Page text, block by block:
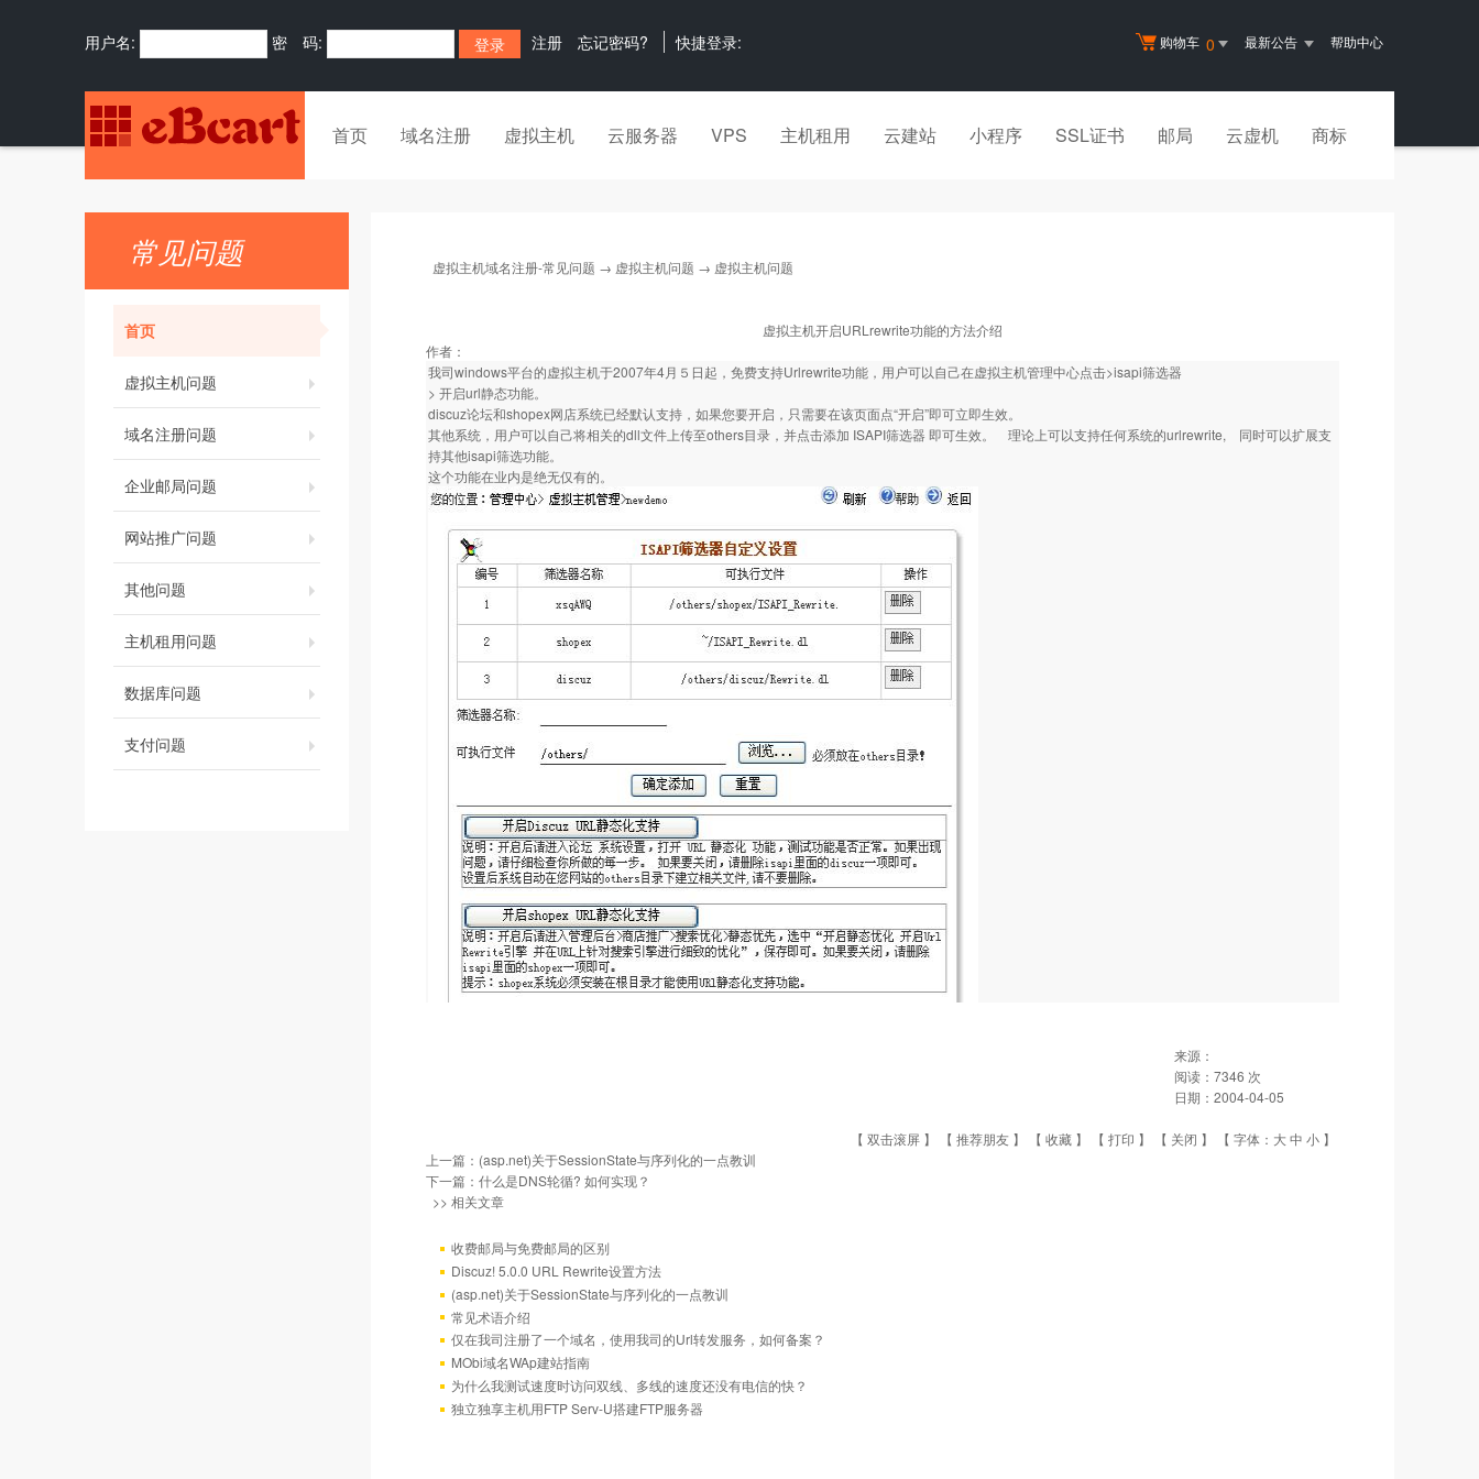
购物车 0 最新公告 帮助中心
用户名: 密 码: 注册 忘记密码? 快捷登录:
首页 域名注册 虚拟主机 云服务器 VPS 主机租用 云建站 小程序 SSL证书 邮局 云虚机 商标
常见问题
首页
虚拟主机问题
域名注册问题
企业邮局问题
网站推广问题
其他问题
主机租用问题
数据库问题
支付问题
虚拟主机域名注册-常见问题 → 虚拟主机问题 → 虚拟主机问题
虚拟主机开启URLrewrite功能的方法介绍
作者：
我司windows平台的虚拟主机于2007年4月５日起，免费支持Urlrewrite功能，用户可以自己在虚拟主机管理中心点击>isapi筛选器
> 开启url静态功能。
discuz论坛和shopex网店系统已经默认支持，如果您要开启，只需要在该页面点“开启”即可立即生效。
其他系统，用户可以自己将相关的dll文件上传至others目录，并点击添加 ISAPI筛选器 即可生效。 理论上可以支持任何系统的urlrewrite, 同时可以扩展支
持其他isapi筛选功能。
这个功能在业内是绝无仅有的。
来源：
阅读： 7346 次
日期： 2004-04-05
【 双击滚屏 】 【 推荐朋友 】 【 收藏 】 【 打印 】 【 关闭 】 【 字体： 大中 小 】
上一篇： (asp.net)关于SessionState与序列化的一点教训
下一篇： 什么是DNS轮循? 如何实现？
>> 相关文章
收费邮局与免费邮局的区别
Discuz! 5.0.0 URL Rewrite设置方法
(asp.net)关于SessionState与序列化的一点教训
常见术语介绍
仅在我司注册了一个域名，使用我司的Url转发服务，如何备案？
MObi域名WAp建站指南
为什么我测试速度时访问双线、多线的速度还没有电信的快？
独立独享主机用FTP Serv-U搭建FTP服务器